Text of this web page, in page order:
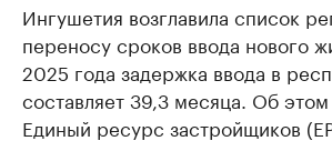
Ингушетия возглавила список
переносу сроков ввода нового
2025 года задержка ввода в
составляет 39,3 месяца. Об
Единый ресурс застройщиков